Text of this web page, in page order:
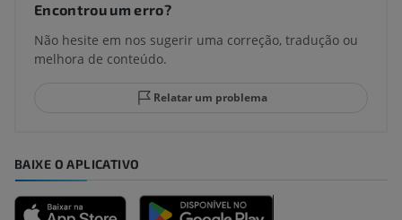
Encontrou um erro?
Não hesite em nos sugerir uma correção, tradução ou
melhora de conteúdo.
Relatar um problema
BAIXE O APLICATIVO